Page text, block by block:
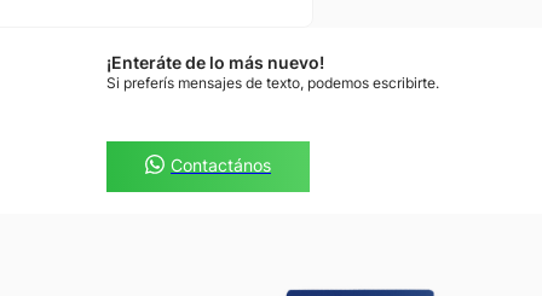
¡Enteráte de lo más nuevo!
Si preferís mensajes de texto, podemos escribirte.
Contactános